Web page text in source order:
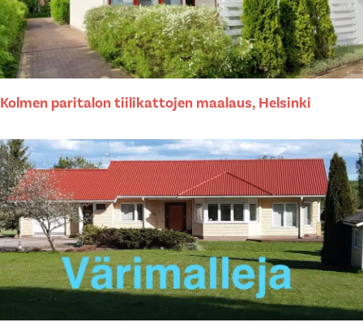
Kolmen paritalon tiilikattojen maalaus, Helsinki